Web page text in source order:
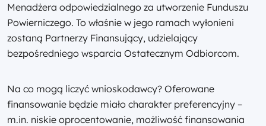
Menadżera odpowiedzialnego za utworzenie Funduszu
Powierniczego. To właśnie w jego ramach wyłonieni
zostaną Partnerzy Finansujący, udzielający
bezpośredniego wsparcia Ostatecznym Odbiorcom.
Na co mogą liczyć wnioskodawcy? Oferowane
finansowanie będzie miało charakter preferencyjny –
m.in. niskie oprocentowanie, możliwość finansowania